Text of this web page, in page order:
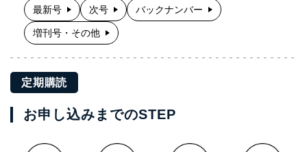
最新号 次号 バックナンバー
増刊号・その他
定期購読
お申し込みまでのSTEP